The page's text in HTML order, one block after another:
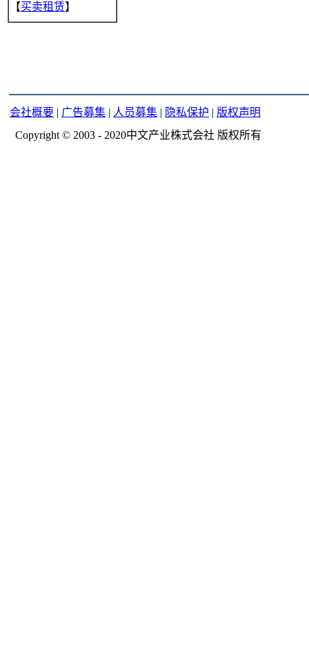
【买卖租赁】
会社概要 | 广告募集 | 人员募集 | 隐私保护 | 版权声明
Copyright © 2003 - 2020中文产业株式会社 版权所有